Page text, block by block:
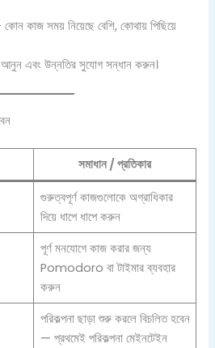
কাজ সময় নিয়েছে বেশি, কোথায় পিছিয়ে
আনুন এবং উন্নতির সুযোগ সন্ধান করুন।
সমাধান / প্রতিকার
গুরুত্বপূর্ণ কাজগুলোকে অগ্রাধিকার
দিয়ে ধাপে ধাপে করুন
পূর্ণ মনযোগে কাজ করার জন্য
Pomodoro বা টাইমার ব্যবহার
করুন
পরিকল্পনা ছাড়া শুরু করলে বিচলিত হবেন
— প্রথমেই পরিকল্পনা মেইনটেইন